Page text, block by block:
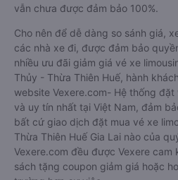
vẫn chưa được đảm bảo 100%.
Cho nên để dễ dàng so sánh giá,
các nhà xe đi, được đảm bảo
nhiều ưu đãi giảm giá vé xe
Thủy - Thừa Thiên Huế, hành
website Vexere.com- Hệ thống đặt
và uy tín nhất tại Việt Nam, đảm
bất cứ giao dịch đặt mua vé xe
Thừa Thiên Huế Gia Lai nào của
Vexere.com đều được Vexere cam
sách tặng coupon giảm giá hoặc